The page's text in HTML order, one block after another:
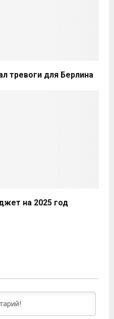
тревоги для Берлина
на 2025 год